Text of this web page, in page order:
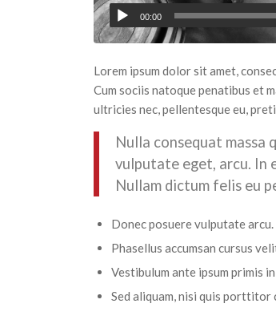
00:00
Lorem ipsum dolor sit amet,
Cum sociis natoque penatibus et
ultricies nec, pellentesque eu,
Nulla consequat massa
vulputate eget, arcu. In
Nullam dictum felis eu
Donec posuere vulputate arcu.
Phasellus accumsan cursus
Vestibulum ante ipsum primis
Sed aliquam, nisi quis porttitor